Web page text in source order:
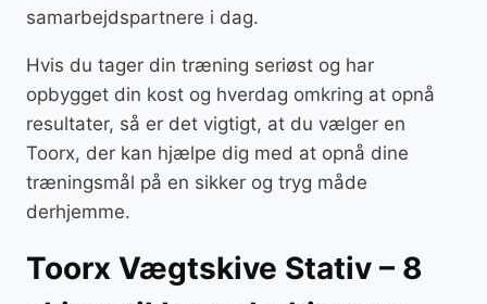
samarbejdspartnere i dag.
Hvis du tager din træning seriøst og har
opbygget din kost og hverdag omkring at opnå
resultater, så er det vigtigt, at du vælger en
Toorx, der kan hjælpe dig med at opnå dine
træningsmål på en sikker og tryg måde
derhjemme.
Toorx Vægtskive Stativ – 8